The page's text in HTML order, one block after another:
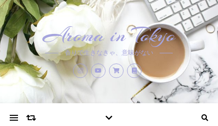
Aroma in Tokyo
香りで生きなきゃ、意味がない